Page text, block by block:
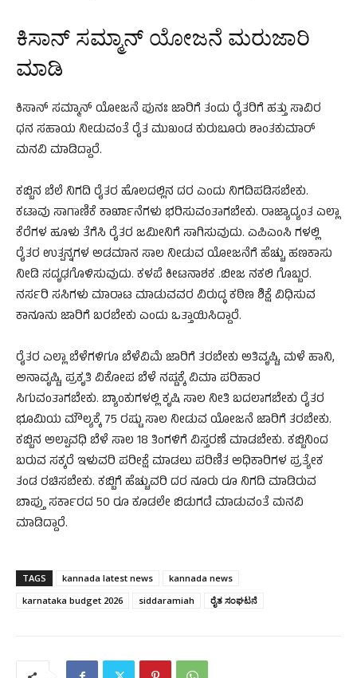
ಕಿಸಾನ್ ಸಮ್ಮಾನ್ ಯೋಜನೆ ಮರುಜಾರಿ
ಮಾಡಿ
ಕಿಸಾನ್ ಸಮ್ಮಾನ್ ಯೋಜನೆ ಪುನಃ ಜಾರಿಗೆ ತಂದು ರೈತರಿಗೆ ಹತ್ತು ಸಾವಿರ
ಧನ ಸಹಾಯ ನೀಡುವಂತೆ ರೈತ ಮುಖಂಡ ಕುರುಬೂರು ಶಾಂತಕುಮಾರ್
ಮನವಿ ಮಾಡಿದ್ದಾರೆ.
ಕಬ್ಬಿನ ಬೆಲೆ ನಿಗದಿ ರೈತರ ಹೊಲದಲ್ಲಿನ ದರ ಎಂದು ನಿಗದಿಪಡಿಸಬೇಕು.
ಕಟಾವು ಸಾಗಾಣಿಕೆ ಕಾರ್ಖಾನೆಗಳು ಭರಿಸುವಂತಾಗಬೇಕು. ರಾಜ್ಯಾದ್ಯಂತ ಎಲ್ಲಾ
ಕೆರೆಗಳ ಹೂಳು ತೆಗೆಸಿ ರೈತರ ಜಮೀನಿಗೆ ಸಾಗಿಸುವುದು. ಎಪಿಎಂಸಿ ಗಳಲ್ಲಿ
ರೈತರ ಉತ್ಪನ್ನಗಳ ಅಡಮಾನ ಸಾಲ ನೀಡುವ ಯೋಜನೆಗೆ ಹೆಚ್ಚು ಹಣಕಾಸು
ನೀಡಿ ಸದೃಢಗೊಳಿಸುವುದು. ಕಳಪೆ ಕೀಟನಾಶಕ .ಬೀಜ ನಕಲಿ ಗೊಬ್ಬರ.
ನರ್ಸರಿ ಸಸಿಗಳು ಮಾರಾಟ ಮಾಡುವವರ ವಿರುದ್ಧ ಕಠಿಣ ಶಿಕ್ಷೆ ವಿಧಿಸುವ
ಕಾನೂನು ಜಾರಿಗೆ ಬರಬೇಕು ಎಂದು ಒತ್ತಾಯಿಸಿದ್ದಾರೆ.
ರೈತರ ಎಲ್ಲಾ ಬೆಳೆಗಳಿಗೂ ಬೆಳೆವಿಮೆ ಜಾರಿಗೆ ತರಬೇಕು ಅತಿವೃಷ್ಟಿ, ಮಳೆ ಹಾನಿ,
ಅನಾವೃಷ್ಟಿ, ಪ್ರಕೃತಿ ವಿಕೋಪ ಬೆಳೆ ನಷ್ಟಕ್ಕೆ ವಿಮಾ ಪರಿಹಾರ
ಸಿಗುವಂತಾಗಬೇಕು. ಬ್ಯಾಂಕುಗಳಲ್ಲಿ ಕೃಷಿ ಸಾಲ ನೀತಿ ಬದಲಾಗಬೇಕು ರೈತರ
ಭೂಮಿಯ ಮೌಲ್ಯಕ್ಕೆ 75 ರಷ್ಟು ಸಾಲ ನೀಡುವ ಯೋಜನೆ ಜಾರಿಗೆ ತರಬೇಕು.
ಕಬ್ಬಿನ ಅಲ್ಪಾವಧಿ ಬೆಳೆ ಸಾಲ 18 ತಿಂಗಳಿಗೆ ವಿಸ್ತರಣೆ ಮಾಡಬೇಕು. ಕಬ್ಬಿನಿಂದ
ಬರುವ ಸಕ್ಕರೆ ಇಳುವರಿ ಪರೀಕ್ಷೆ ಮಾಡಲು ಪರಿಣಿತ ಅಧಿಕಾರಿಗಳ ಪ್ರತ್ಯೇಕ
ತಂಡ ರಚಿಸಬೇಕು. ಕಬ್ಬಿಗೆ ಹೆಚ್ಚುವರಿ ದರ ನೂರು ರೂ ನಿಗದಿ ಮಾಡಿರುವ
ಬಾಪ್ತು ಸರ್ಕಾರದ 50 ರೂ ಕೂಡಲೇ ಬಿಡುಗಡೆ ಮಾಡುವಂತೆ ಮನವಿ
ಮಾಡಿದ್ದಾರೆ.
TAGS kannada latest news
kannada news
karnataka budget 2026
siddaramiah ರೈತ ಸಂಘಟನೆ